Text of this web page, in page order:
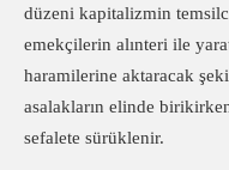
düzeni kapitalizmin
emekçilerin alınteri ile
haramilerine aktaracak
asalakların elinde
sefalete sürüklenir.